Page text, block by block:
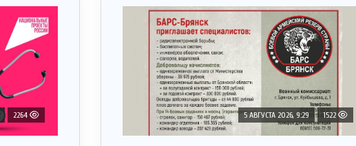
2264 5 АВГУСТА 2026, 9:29 1522